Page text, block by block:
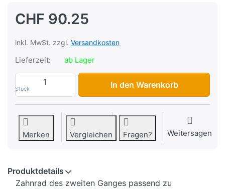
CHF 90.25
inkl. MwSt. zzgl. Versandkosten
Lieferzeit: ab Lager
Stück
Zahnrad 2. Gang Pony Cross/GTX (Beta
In den Warenkorb
Merken Vergleichen Fragen? Weitersagen
Produktdetails
Zahnrad des zweiten Ganges passend zu